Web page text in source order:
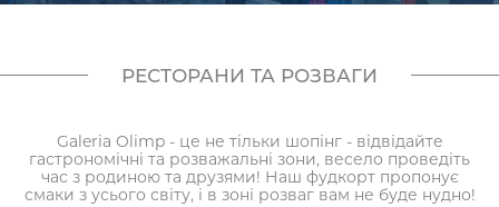
РЕСТОРАНИ ТА РОЗВАГИ
Galeria Olimp - це не тільки шопінг - відвідайте
гастрономічні та розважальні зони, весело проведіть
час з родиною та друзями! Наш фудкорт пропонує
смаки з усього світу, і в зоні розваг вам не буде нудно!